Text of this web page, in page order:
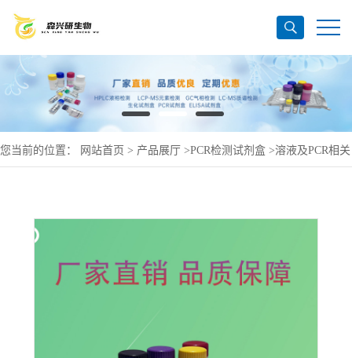
您当前的位置： 网站首页 > 产品展厅 >PCR检测试剂盒 >溶液及PCR相关